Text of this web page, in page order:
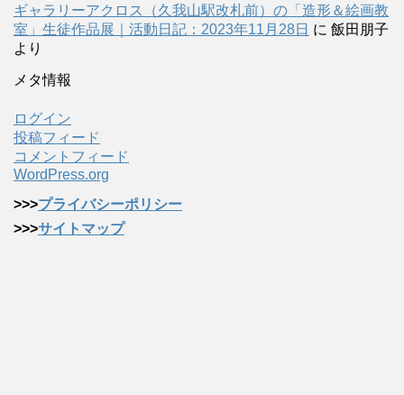
ギャラリーアクロス（久我山駅改札前）の「造形＆絵画教
室」生徒作品展｜活動日記：2023年11月28日 に 飯田朋子
より
メタ情報
ログイン
投稿フィード
コメントフィード
WordPress.org
>>>プライバシーポリシー
>>>サイトマップ